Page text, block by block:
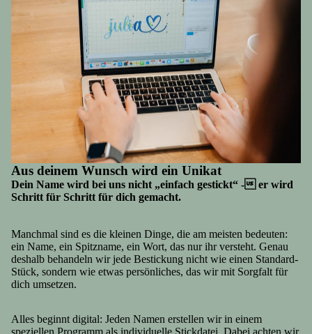
Aus deinem Wunsch wird ein Unikat
Dein Name wird bei uns nicht „einfach gestickt“ - er wird
Schritt für Schritt für dich gemacht.
Manchmal sind es die kleinen Dinge, die am meisten bedeuten:
ein Name, ein Spitzname, ein Wort, das nur ihr versteht. Genau
deshalb behandeln wir jede Bestickung nicht wie einen Standard-
Stück, sondern wie etwas persönliches, das wir mit Sorgfalt für
dich umsetzen.
Alles beginnt digital: Jeden Namen erstellen wir in einem